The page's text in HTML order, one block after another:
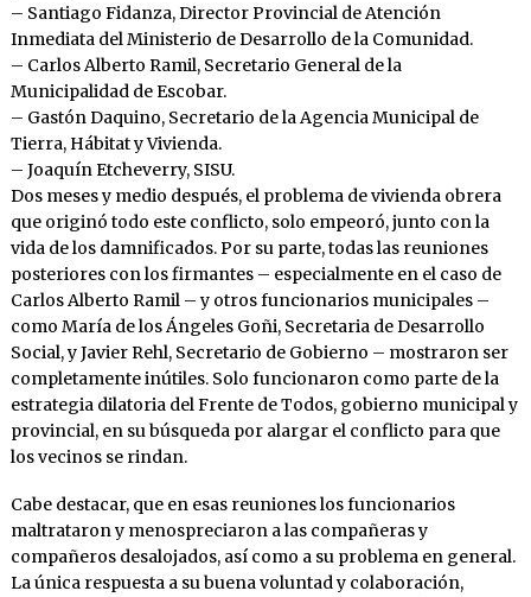
– Santiago Fidanza, Director Provincial de Atención
Inmediata del Ministerio de Desarrollo de la Comunidad.
– Carlos Alberto Ramil, Secretario General de la
Municipalidad de Escobar.
– Gastón Daquino, Secretario de la Agencia Municipal de
Tierra, Hábitat y Vivienda.
– Joaquín Etcheverry, SISU.
Dos meses y medio después, el problema de vivienda obrera
que originó todo este conflicto, solo empeoró, junto con la
vida de los damnificados. Por su parte, todas las reuniones
posteriores con los firmantes – especialmente en el caso de
Carlos Alberto Ramil – y otros funcionarios municipales –
como María de los Ángeles Goñi, Secretaria de Desarrollo
Social, y Javier Rehl, Secretario de Gobierno – mostraron ser
completamente inútiles. Solo funcionaron como parte de la
estrategia dilatoria del Frente de Todos, gobierno municipal y
provincial, en su búsqueda por alargar el conflicto para que
los vecinos se rindan.
Cabe destacar, que en esas reuniones los funcionarios
maltrataron y menospreciaron a las compañeras y
compañeros desalojados, así como a su problema en general.
La única respuesta a su buena voluntad y colaboración,